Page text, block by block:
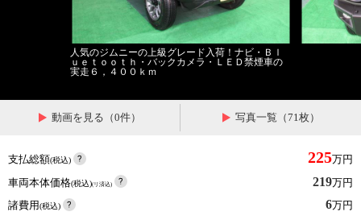
人気のジムニーの上級グレード入荷！ナビ・Ｂｌ
ｕｅｔｏｏｔｈ・バックカメラ・ＬＥＤ禁煙車の
実走６，４００ｋｍ
動画を見る（0件） 写真一覧（71枚）
支払総額(税込) 225万円
車両本体価格(税込)(リ済込) 219万円
諸費用(税込) 6万円